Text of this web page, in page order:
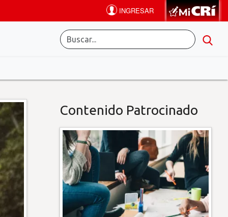
Contenido Patrocinado